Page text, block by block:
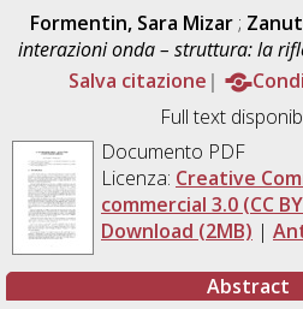
Formentin, Sara Mizar;
interazioni onda – struttura: la
Salva citazione
Full text
Documento PDF
Licenza: Creative
commercial 3.0 (CC
Download (2MB) |
Abstract